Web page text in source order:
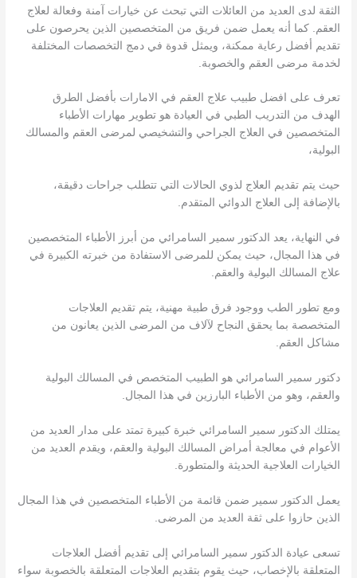
الثقة لدى العديد من العائلات التي تبحث عن خيارات آمنة وفعالة لعلاج
العقم. كما أنه يعمل ضمن فريق من المتخصصين الذين يحرصون على
تقديم أفضل رعاية ممكنة، ويمثل قدوة في دمج التخصصات المختلفة
لخدمة مرضى العقم والخصوبة.
تعرف على افضل طبيب علاج العقم في الامارات بأفضل الطرق
الهدف من التدريب الطبي في العيادة هو تطوير مهارات الأطباء
المتخصصين في العلاج الجراحي والتشخيصي لمرضى العقم والمسالك
البولية،
حيث يتم تقديم العلاج لذوي الحالات التي تتطلب جراحات دقيقة،
بالإضافة إلى العلاج الدوائي المتقدم.
في النهاية، يعد الدكتور سمير السامرائي من أبرز الأطباء المتخصصين
في هذا المجال، حيث يمكن للمرضى الاستفادة من خبرته الكبيرة في
علاج المسالك البولية والعقم.
ومع تطور الطب ووجود فرق طبية مهنية، يتم تقديم العلاجات
المتخصصة بما يحقق النجاح لآلاف من المرضى الذين يعانون من
مشاكل العقم.
دكتور سمير السامرائي هو الطبيب المتخصص في المسالك البولية
والعقم، وهو من الأطباء البارزين في هذا المجال.
يمتلك الدكتور سمير السامرائي خبرة كبيرة تمتد على مدار العديد من
الأعوام في معالجة أمراض المسالك البولية والعقم، ويقدم العديد من
الخيارات العلاجية الحديثة والمتطورة.
يعمل الدكتور سمير ضمن قائمة من الأطباء المتخصصين في هذا المجال
الذين حازوا على ثقة العديد من المرضى.
تسعى عيادة الدكتور سمير السامرائي إلى تقديم أفضل العلاجات
المتعلقة بالإخصاب، حيث يقوم بتقديم العلاجات المتعلقة بالخصوبة سواء